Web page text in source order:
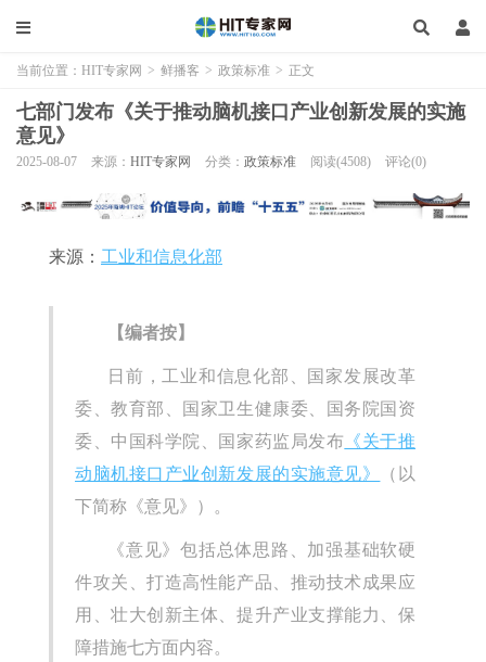
当前位置： HIT专家网 > 鲜播客 > 政策标准 > 正文
七部门发布《关于推动脑机接口产业创新发展的实施
意见》
2025-08-07 来源： HIT专家网 分类： 政策标准 阅读(4508) 评论(0)
来源： 工业和信息化部
【编者按】
日前，工业和信息化部、国家发展改革
委、教育部、国家卫生健康委、国务院国资
委、中国科学院、国家药监局发布 《关于推
动脑机接口产业创新发展的实施意见》
（以
下简称《意见》）。
《意见》包括总体思路、加强基础软硬
件攻关、打造高性能产品、推动技术成果应
用、壮大创新主体、提升产业支撑能力、保
障措施七方面内容。